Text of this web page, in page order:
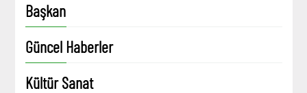
Başkan
Güncel Haberler
Kültür Sanat